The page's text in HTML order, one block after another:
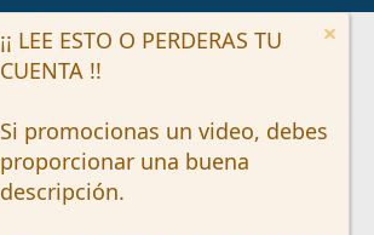
¡¡ LEE ESTO O PERDERAS TU
CUENTA !!
Si promocionas un video, debes
proporcionar una buena
descripción.